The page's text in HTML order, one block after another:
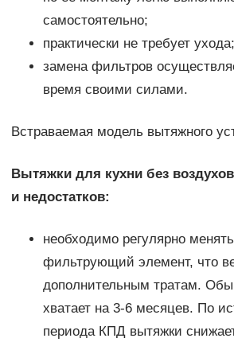
самостоятельно;
практически не требует ухода;
замена фильтров
время своими силами.
Встраваемая модель вытяжного
Вытяжки для кухни без
и недостатков:
необходимо регулярно
фильтрующий элемент, что
дополнительным тратам.
хватает на 3-6 месяцев. По
периода КПД вытяжки